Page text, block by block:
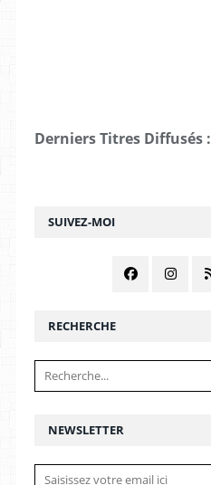
NEWSLETTER
SUIVEZ-MOI
RECHERCHE
Derniers Titres Diffusés :